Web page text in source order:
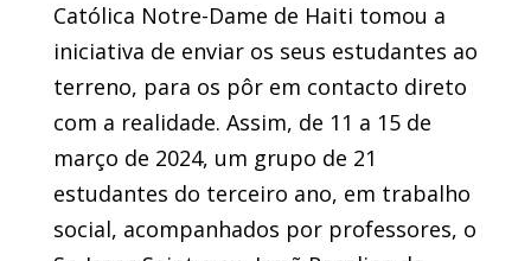
Católica Notre-Dame de Haiti tomou a
iniciativa de enviar os seus estudantes ao
terreno, para os pôr em contacto direto
com a realidade. Assim, de 11 a 15 de
março de 2024, um grupo de 21
estudantes do terceiro ano, em trabalho
social, acompanhados por professores, o